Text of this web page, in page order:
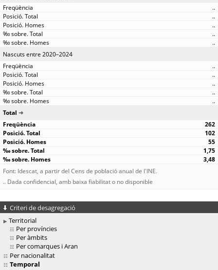
..
..
..
..
..
Nascuts entre 2020–2024
..
..
..
..
..
Total
262
102
55
1,75
3,48
Font: Idescat, a partir del Cens de població anual de l'INE.
.. Dada confidencial, amb baixa fiabilitat o no disponible
Criteri de desagregació
Territorial
Per províncies
Per àmbits
Per comarques i Aran
Per nacionalitat
Temporal